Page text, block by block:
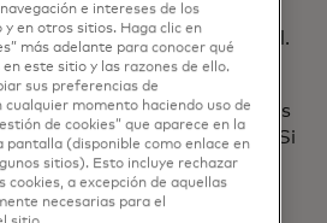
descargue archivos
información personal.
cuidado con cualquier
si tienen errores
o lenguaje urgente. Si
directamente con la
e intereses de los
y en otros sitios. Haga clic en
más adelante para conocer qué
este sitio y las razones de ello.
sus preferencias de
momento haciendo uso de
de cookies” que aparece en la
pantalla (disponible como enlace en
sitios). Esto incluye rechazar
cookies, a excepción de aquellas
necesarias para el